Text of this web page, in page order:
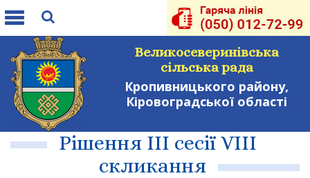
Toggle
Великосеверинівська
сільська рада
Кропивницького району,
Кіровоградської області
Рішення ІІІ сесії VІІІ
скликання